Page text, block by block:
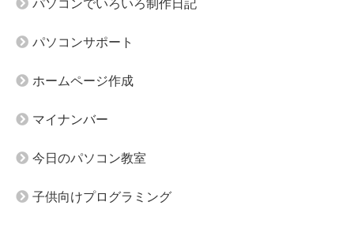
パソコンでいろいろ制作日記
パソコンサポート
ホームページ作成
マイナンバー
今日のパソコン教室
子供向けプログラミング